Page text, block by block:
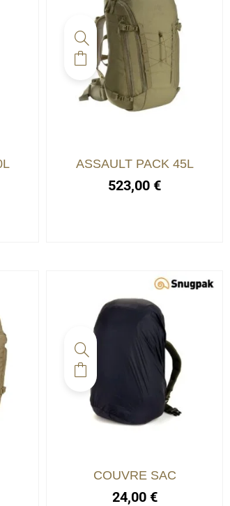
ASSAULT PACK 45L
523,00€
COUVRE SAC
24,00 €